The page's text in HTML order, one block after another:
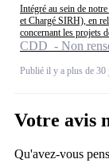
Intégré au sein de
et Chargé SIRH), en
concernant les projets
CDD - Non
Publié il y a plus de 30
Votre avis
Qu'avez-vous